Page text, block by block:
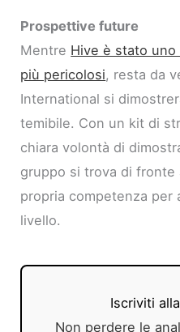
Prospettive future
Mentre Hive è stato
più pericolosi, resta da
International si
temibile. Con un kit di
chiara volontà di
gruppo si trova di fronte
propria competenza per
livello.
Iscriviti
Non perdere le